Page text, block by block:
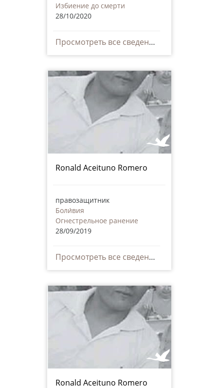
Избиение до смерти
28/10/2020
Просмотреть все сведения
Ronald Aceituno Romero
правозащитник
Боли́вия
Огнестрельное ранение
28/09/2019
Просмотреть все сведения
Ronald Aceituno Romero